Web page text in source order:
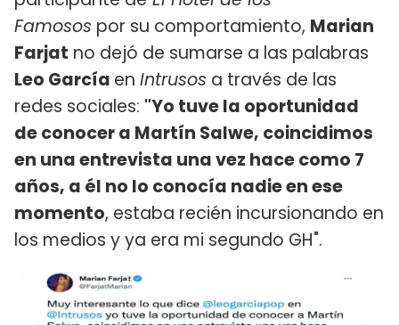
Famosos por su comportamiento, Marian
Farjat no dejó de sumarse a las palabras
Leo García en Intrusos a través de las
redes sociales: "Yo tuve la oportunidad
de conocer a Martín Salwe, coincidimos
en una entrevista una vez hace como 7
años, a él no lo conocía nadie en ese
momento, estaba recién incursionando en
los medios y ya era mi segundo GH".